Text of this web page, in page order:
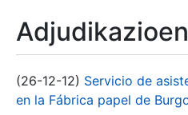
(26-12-12) Servicio de
en la Fábrica papel de